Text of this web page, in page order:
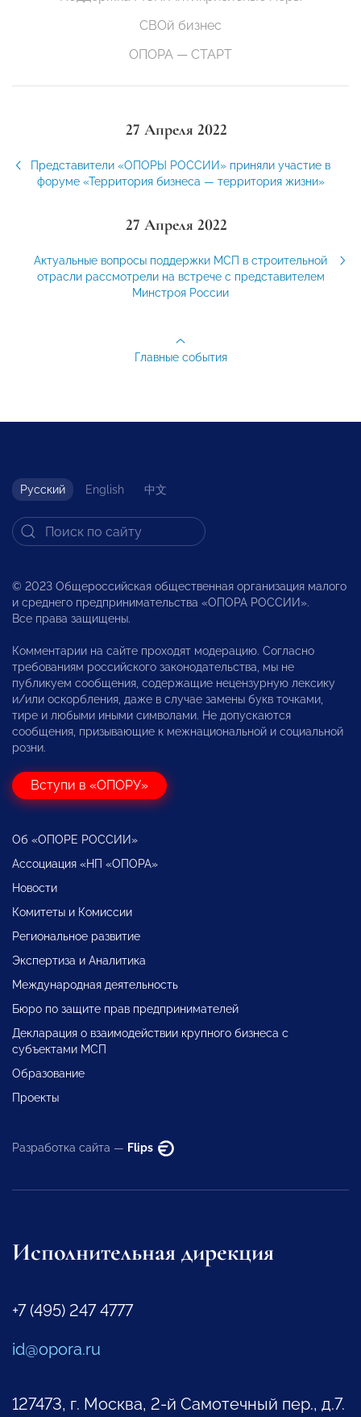
СВОй бизнес
ОПОРА — СТАРТ
27 Апреля 2022
Представители «ОПОРЫ РОССИИ» приняли участие в
форуме «Территория бизнеса — территория жизни»
27 Апреля 2022
Актуальные вопросы поддержки МСП в строительной
отрасли рассмотрели на встрече с представителем
Минстроя России
Главные события
Русский English 中文
© 2023 Общероссийская общественная организация малого
и среднего предпринимательства «ОПОРА РОССИИ».
Все права защищены.
Комментарии на сайте проходят модерацию. Согласно
требованиям российского законодательства, мы не
публикуем сообщения, содержащие нецензурную лексику
и/или оскорбления, даже в случае замены букв точками,
тире и любыми иными символами. Не допускаются
сообщения, призывающие к межнациональной и социальной
розни.
Вступи в «ОПОРУ»
Об «ОПОРЕ РОССИИ»
Ассоциация «НП «ОПОРА»
Новости
Комитеты и Комиссии
Региональное развитие
Экспертиза и Аналитика
Международная деятельность
Бюро по защите прав предпринимателей
Декларация о взаимодействии крупного бизнеса с
субъектами МСП
Образование
Проекты
Разработка сайта — Flips
Исполнительная дирекция
+7 (495) 247 4777
id@opora.ru
127473, г. Москва, 2-й Самотечный пер., д.7.